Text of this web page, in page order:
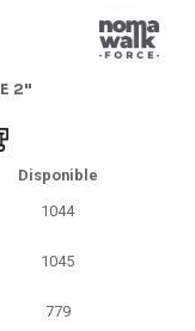
2"
Disponible
1044
1045
779